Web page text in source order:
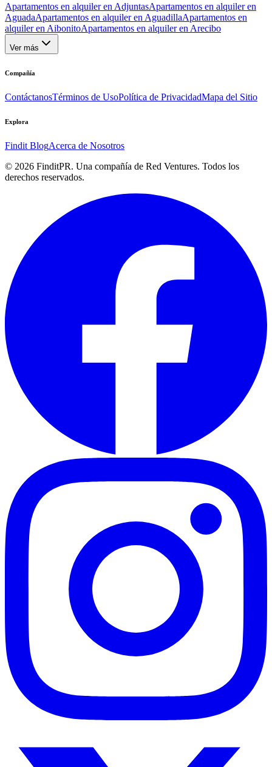
Apartamentos en alquiler en AdjuntasApartamentos en alquiler en
AguadaApartamentos en alquiler en AguadillaApartamentos en
alquiler en AibonitoApartamentos en alquiler en Arecibo
Ver más
Compañía
ContáctanosTérminos de UsoPolítica de PrivacidadMapa del Sitio
Explora
Findit BlogAcerca de Nosotros
© 2026 FinditPR. Una compañía de Red Ventures. Todos los
derechos reservados.